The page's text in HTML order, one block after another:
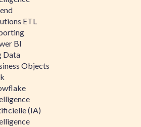
ETL
BI
Data
Objects
(IA)